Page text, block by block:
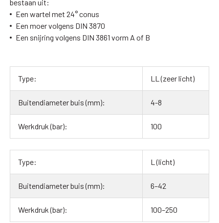
bestaan uit:
Een wartel met 24° conus
Een moer volgens DIN 3870
Een snijring volgens DIN 3861 vorm A of B
LL (zeer licht)
4-8
100
L (licht)
6–42
100–250